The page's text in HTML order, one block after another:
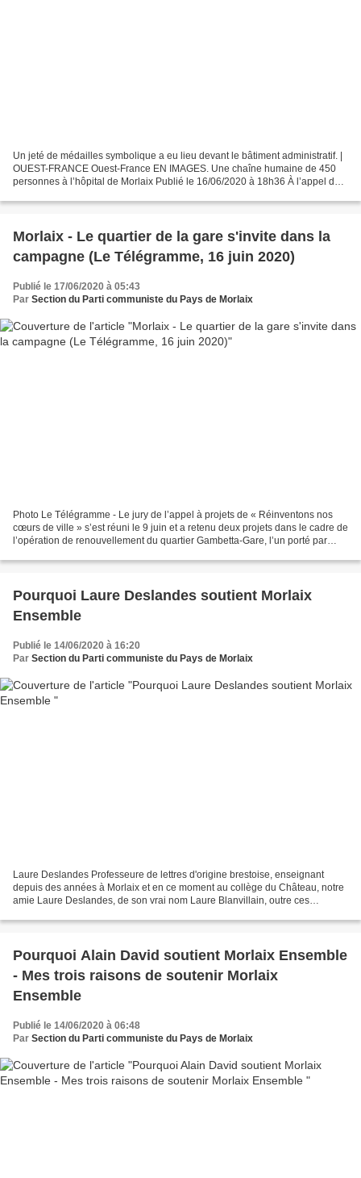
Un jeté de médailles symbolique a eu lieu devant le bâtiment administratif. |
OUEST-FRANCE Ouest-France EN IMAGES. Une chaîne humaine de 450
personnes à l’hôpital de Morlaix Publié le 16/06/2020 à 18h36 À l’appel des
Morlaix - Le quartier de la gare s'invite dans la
campagne (Le Télégramme, 16 juin 2020)
Publié le 17/06/2020 à 05:43
Par Section du Parti communiste du Pays de Morlaix
Photo Le Télégramme - Le jury de l’appel à projets de « Réinventons nos
cœurs de ville » s’est réuni le 9 juin et a retenu deux projets dans le cadre de
l’opération de renouvellement du quartier Gambetta-Gare, l’un porté par
Pourquoi Laure Deslandes soutient Morlaix
Ensemble
Publié le 14/06/2020 à 16:20
Par Section du Parti communiste du Pays de Morlaix
Laure Deslandes Professeure de lettres d'origine brestoise, enseignant
depuis des années à Morlaix et en ce moment au collège du Château, notre
amie Laure Deslandes, de son vrai nom Laure Blanvillain, outre ces
Pourquoi Alain David soutient Morlaix Ensemble
- Mes trois raisons de soutenir Morlaix
Ensemble
Publié le 14/06/2020 à 06:48
Par Section du Parti communiste du Pays de Morlaix